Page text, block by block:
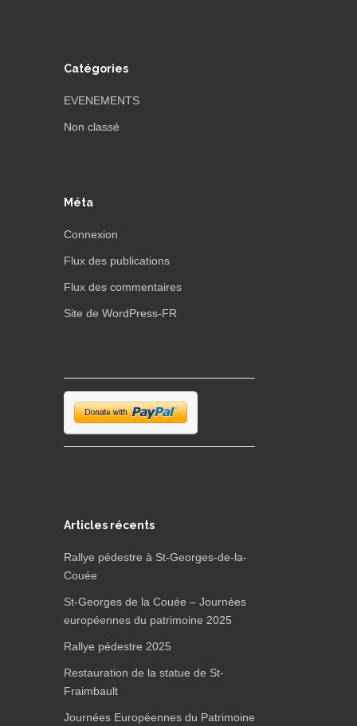
Catégories
EVENEMENTS
Non classé
Méta
Connexion
Flux des publications
Flux des commentaires
Site de WordPress-FR
Articles récents
Rallye pédestre à St-Georges-de-la-
Couée
St-Georges de la Couée – Journées
européennes du patrimoine 2025
Rallye pédestre 2025
Restauration de la statue de St-
Fraimbault
Journées Européennes du Patrimoine